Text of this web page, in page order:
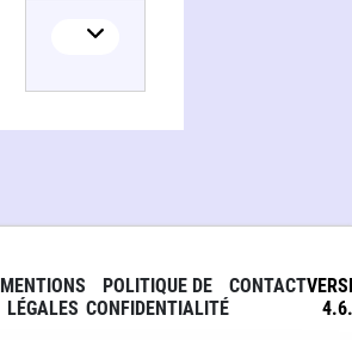
MENTIONS
LÉGALES
POLITIQUE DE
CONFIDENTIALITÉ
CONTACT